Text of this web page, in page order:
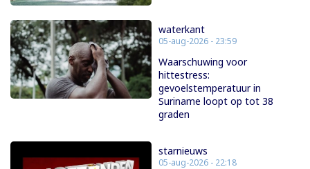
waterkant
05-aug-2026 - 23:59
Waarschuwing voor
hittestress:
gevoelstemperatuur in
Suriname loopt op tot 38
graden
starnieuws
05-aug-2026 - 22:18